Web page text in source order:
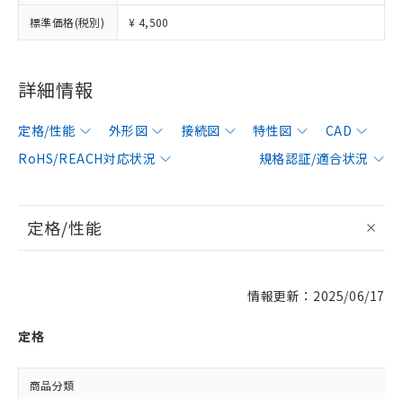
標準価格(税別) ¥ 4,500
詳細情報
定格/性能 外形図 接続図 特性図
CAD
RoHS/REACH対応状況
規格認証/適合状況
定格/性能
情報更新：2025/06/17
定格
商品分類